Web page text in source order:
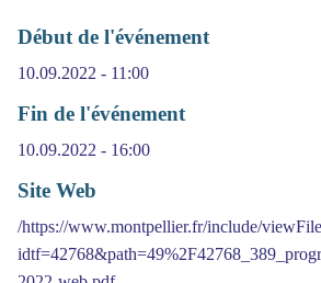
Début de l'événement
10.09.2022 - 11:00
Fin de l'événement
10.09.2022 - 16:00
Site Web
/https://www.montpellier.fr/include/